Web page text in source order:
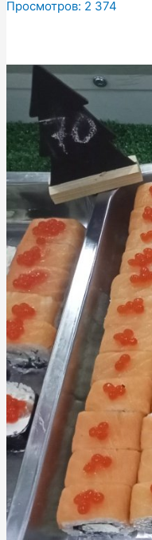
Просмотров: 2 374